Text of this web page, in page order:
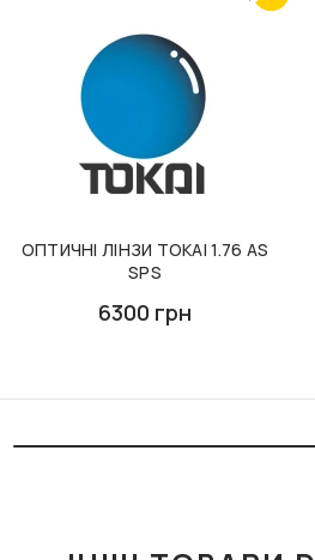
ОПТИЧНІ ЛІНЗИ TOKAI 1.76 AS
SPS
6300 грн